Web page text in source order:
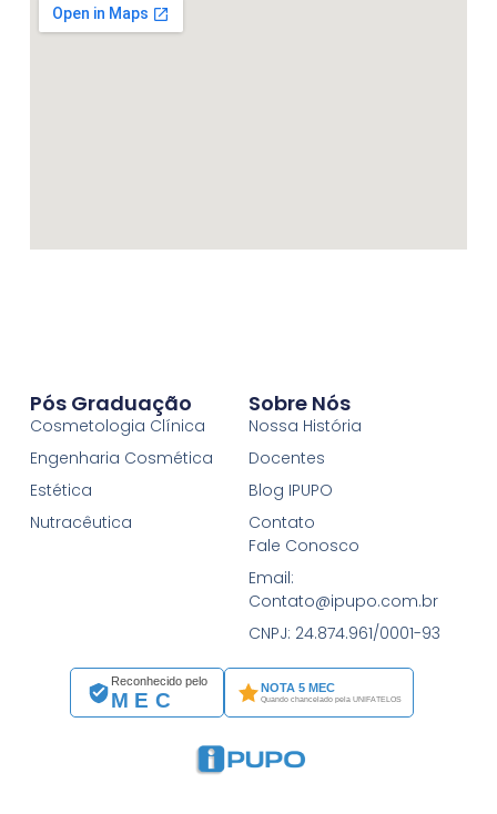
Reconhecido pelo
MEC
NOTA 5 MEC
Quando chancelado pela UNIFATELOS
Pós Graduação
Cosmetologia Clínica
Engenharia Cosmética
Estética
Nutracêutica
Sobre Nós
Nossa História
Docentes
Blog IPUPO
Contato
Fale Conosco
Email:
Contato@ipupo.com.br
CNPJ: 24.874.961/0001-93